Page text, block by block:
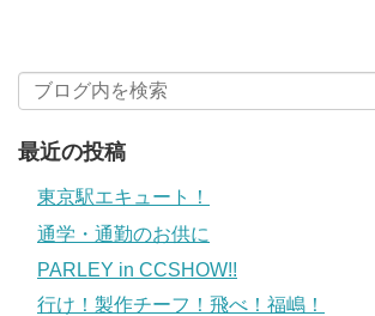
最近の投稿
東京駅エキュート！
通学・通勤のお供に
PARLEY in CCSHOW!!
行け！製作チーフ！飛べ！福嶋！